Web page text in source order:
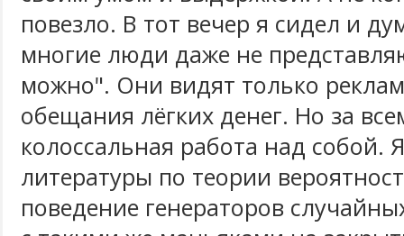
повезло. В тот вечер я сидел и
многие люди даже не
можно". Они видят только
обещания лёгких денег. Но за
колоссальная работа над собой.
литературы по теории
поведение генераторов